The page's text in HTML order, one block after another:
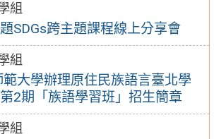
組
SDGs跨主題課程線上分享會
組
大學辦理原住民族語言臺北學
2期「族語學習班」招生簡章
組